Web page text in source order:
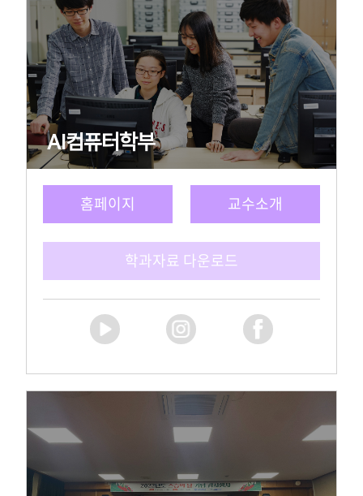
AI컴퓨터학부
홈페이지 교수소개
학과자료 다운로드